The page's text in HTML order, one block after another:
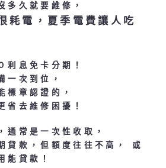
沒多久就要維修，
耗電，夏季電費讓人吃
利息免卡分期！
一次到位，
標章認證的，
省去維修困擾！
通常是一次性收取，
貸款，但額度往往不高， 或
能貸款！